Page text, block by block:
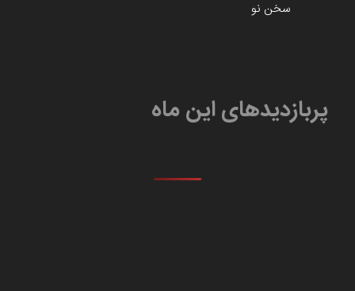
سخن نو
پربازدیدهای این ماه